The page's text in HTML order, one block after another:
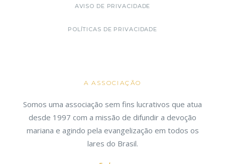
AVISO DE PRIVACIDADE
POLÍTICAS DE PRIVACIDADE
A ASSOCIAÇÃO
Somos uma associação sem fins lucrativos que atua
desde 1997 com a missão de difundir a devoção
mariana e agindo pela evangelização em todos os
lares do Brasil.